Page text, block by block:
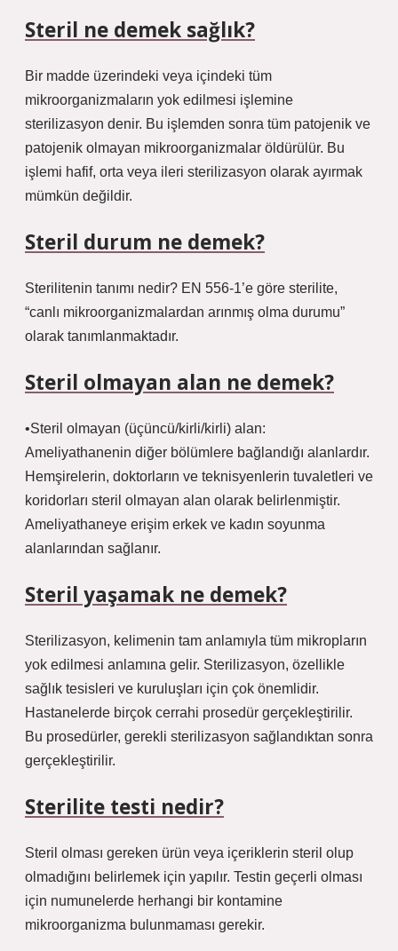
Steril ne demek sağlık?
Bir madde üzerindeki veya içindeki tüm
mikroorganizmaların yok edilmesi işlemine
sterilizasyon denir. Bu işlemden sonra tüm patojenik ve
patojenik olmayan mikroorganizmalar öldürülür. Bu
işlemi hafif, orta veya ileri sterilizasyon olarak ayırmak
mümkün değildir.
Steril durum ne demek?
Sterilitenin tanımı nedir? EN 556-1’e göre sterilite,
“canlı mikroorganizmalardan arınmış olma durumu”
olarak tanımlanmaktadır.
Steril olmayan alan ne demek?
•Steril olmayan (üçüncü/kirli/kirli) alan:
Ameliyathanenin diğer bölümlere bağlandığı alanlardır.
Hemşirelerin, doktorların ve teknisyenlerin tuvaletleri ve
koridorları steril olmayan alan olarak belirlenmiştir.
Ameliyathaneye erişim erkek ve kadın soyunma
alanlarından sağlanır.
Steril yaşamak ne demek?
Sterilizasyon, kelimenin tam anlamıyla tüm mikropların
yok edilmesi anlamına gelir. Sterilizasyon, özellikle
sağlık tesisleri ve kuruluşları için çok önemlidir.
Hastanelerde birçok cerrahi prosedür gerçekleştirilir.
Bu prosedürler, gerekli sterilizasyon sağlandıktan sonra
gerçekleştirilir.
Sterilite testi nedir?
Steril olması gereken ürün veya içeriklerin steril olup
olmadığını belirlemek için yapılır. Testin geçerli olması
için numunelerde herhangi bir kontamine
mikroorganizma bulunmaması gerekir.